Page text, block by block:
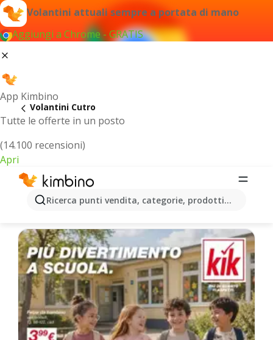
Volantini attuali sempre a portata di mano
Aggiungi a Chrome - GRATIS
App Kimbino
Tutte le offerte in un posto
(14.100 recensioni)
Apri
Ricerca punti vendita, categorie, prodotti...
Volantini Cutro
Cutro - Volantini più recenti